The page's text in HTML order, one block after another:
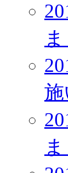
施